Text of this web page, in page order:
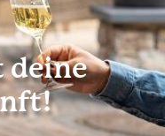
deine